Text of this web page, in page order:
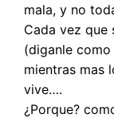
mala, y no
Cada vez que
(diganle
mientras mas
vive….
¿Porque?